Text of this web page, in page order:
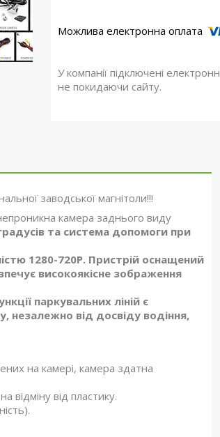
У компанії підключені
не покидаючи сайту.
заводської магнітоли!!!
камера заднього виду
та система допомоги при
1280-720P. Пристрій оснащений
високоякісне зображення
паркувальних ліній є
незалежно від досвіду водіння,
на камері, камера здатна
відміну від пластику.